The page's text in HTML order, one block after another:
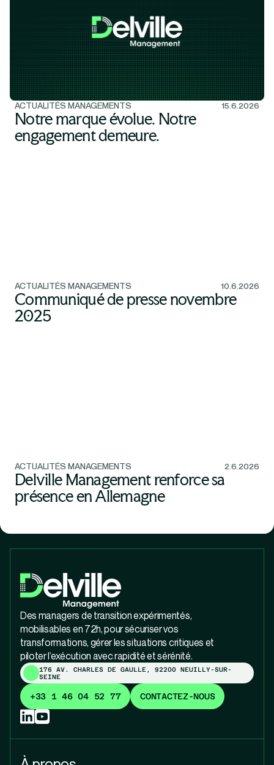
ACTUALITÉS MANAGEMENTS 15.6.2026
Notre marque évolue. Notre
engagement demeure.
ACTUALITÉS MANAGEMENTS 10.6.2026
Communiqué de presse novembre
2025
ACTUALITÉS MANAGEMENTS 2.6.2026
Delville Management renforce sa
présence en Allemagne
Des managers de transition expérimentés,
mobilisables en 72h, pour sécuriser vos
transformations, gérer les situations critiques et
piloter l’exécution avec rapidité et sérénité.
176 AV. CHARLES DE GAULLE, 92200 NEUILLY-SUR-
SEINE
+33 1 46 04 52 77 CONTACTEZ-NOUS